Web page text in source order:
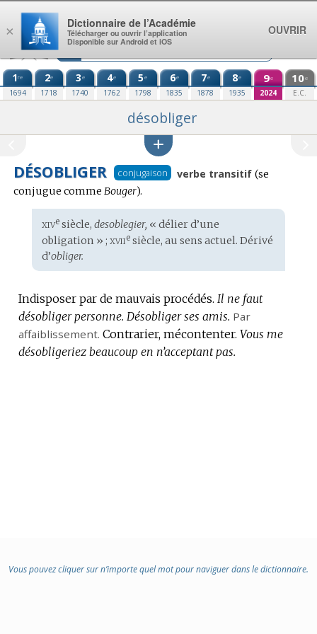
Aller au contenu
1re
1694
2e
1718
3e
1740
4e
1762
5e
1798
6e
1835
7e
1878
8e
1935
9e
2024
10e
E.C.
désobliger
DÉSOBLIGER conjugaison verbe transitif (se
conjugue comme Bouger).
Étymologie
:
xivesiècle, desoblegier, « délier d’une
obligation » ; xviiesiècle, au sens actuel. Dérivé
d’obliger.
Indisposer par de mauvais procédés. Il ne faut
désobliger personne. Désobliger ses amis. Par
affaiblissement. Contrarier, mécontenter. Vous me
désobligeriez beaucoup en n’acceptant pas.
Vous pouvez cliquer sur n’importe quel mot pour naviguer dans le dictionnaire.
×
Dictionnaire de l’Académie
Télécharger ou ouvrir l’application
Disponible sur Android et iOS
OUVRIR